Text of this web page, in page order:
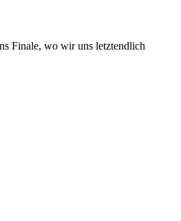
Finale, wo wir uns letztendlich